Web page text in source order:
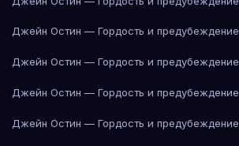
Джейн Остин — Гордость и предубеждение
Джейн Остин — Гордость и предубеждение
Джейн Остин — Гордость и предубеждение
Джейн Остин — Гордость и предубеждение